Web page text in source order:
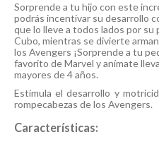
Sorprende a tu hijo con este
podrás incentivar su desarrollo
que lo lleve a todos lados por
Cubo, mientras se divierte
los Avengers ¡Sorprende a tu
favorito de Marvel y anímate
mayores de 4 años.
Estimula el desarrollo y
rompecabezas de los Avengers.
Características: